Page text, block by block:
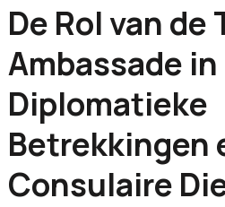
De Rol van de
Ambassade
Diplomatieke
Betrekkingen
Consulaire